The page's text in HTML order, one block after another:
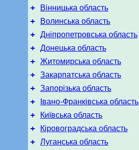
+ Вінницька область
+ Волинська область
+ Дніпропетровська область
+ Донецька область
+ Житомирська область
+ Закарпатська область
+ Запорізька область
+ Івано-Франківська область
+ Київська область
+ Кіровоградська область
+ Луганська область